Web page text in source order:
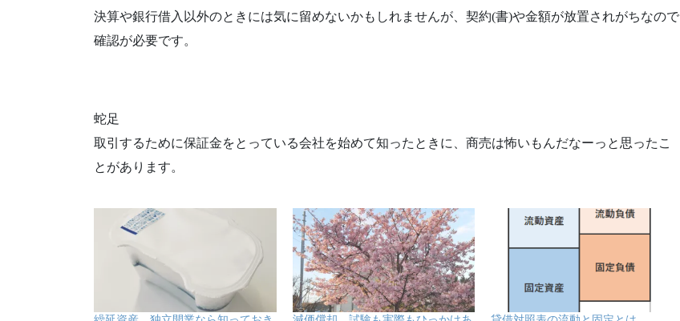
決算や銀行借入以外のときには気に留めないかもしれませんが、契約(書)や金額が放置されがちなので
確認が必要です。
蛇足
取引するために保証金をとっている会社を始めて知ったときに、商売は怖いもんだなーっと思ったこ
とがあります。